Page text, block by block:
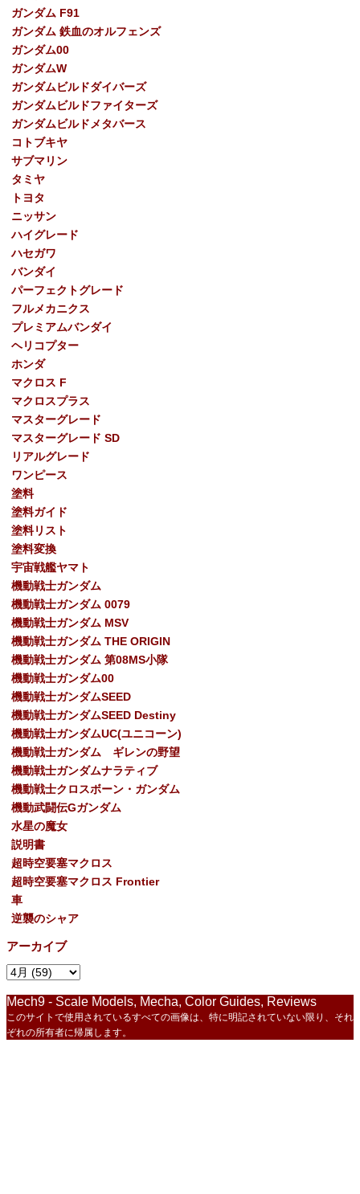
ガンダム F91
ガンダム 鉄血のオルフェンズ
ガンダム00
ガンダムW
ガンダムビルドダイバーズ
ガンダムビルドファイターズ
ガンダムビルドメタバース
コトブキヤ
サブマリン
タミヤ
トヨタ
ニッサン
ハイグレード
ハセガワ
バンダイ
パーフェクトグレード
フルメカニクス
プレミアムバンダイ
ヘリコプター
ホンダ
マクロス F
マクロスプラス
マスターグレード
マスターグレード SD
リアルグレード
ワンピース
塗料
塗料ガイド
塗料リスト
塗料変換
宇宙戦艦ヤマト
機動戦士ガンダム
機動戦士ガンダム 0079
機動戦士ガンダム MSV
機動戦士ガンダム THE ORIGIN
機動戦士ガンダム 第08MS小隊
機動戦士ガンダム00
機動戦士ガンダムSEED
機動戦士ガンダムSEED Destiny
機動戦士ガンダムUC(ユニコーン)
機動戦士ガンダム ギレンの野望
機動戦士ガンダムナラティブ
機動戦士クロスボーン・ガンダム
機動武闘伝Gガンダム
水星の魔女
説明書
超時空要塞マクロス
超時空要塞マクロス Frontier
車
逆襲のシャア
アーカイブ
Mech9 - Scale Models, Mecha, Color Guides, Reviews
このサイトで使用されているすべての画像は、特に明記されていない限り、それ
ぞれの所有者に帰属します。